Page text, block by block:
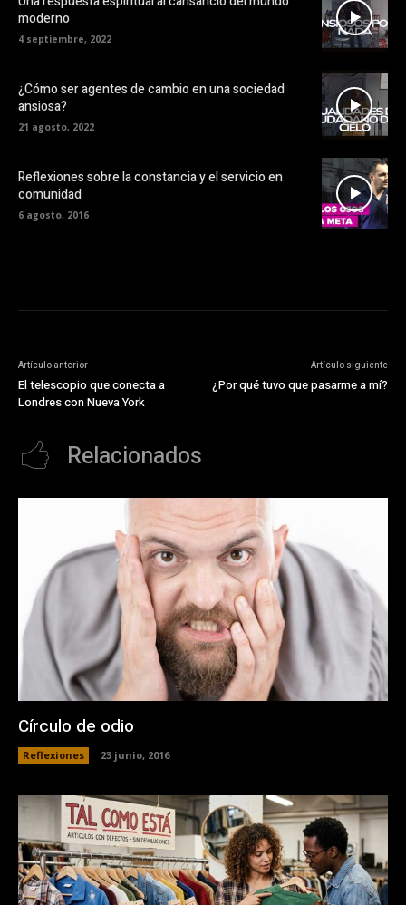
moderno
4 septiembre, 2022
¿Cómo ser agentes de cambio en una sociedad
ansiosa?
21 agosto, 2022
Reflexiones sobre la constancia y el servicio en
comunidad
6 agosto, 2016
Artículo anterior
El telescopio que conecta a
Londres con Nueva York
Artículo siguiente
¿Por qué tuvo que pasarme a mí?
Relacionados
Círculo de odio
Reflexiones 23 junio, 2016